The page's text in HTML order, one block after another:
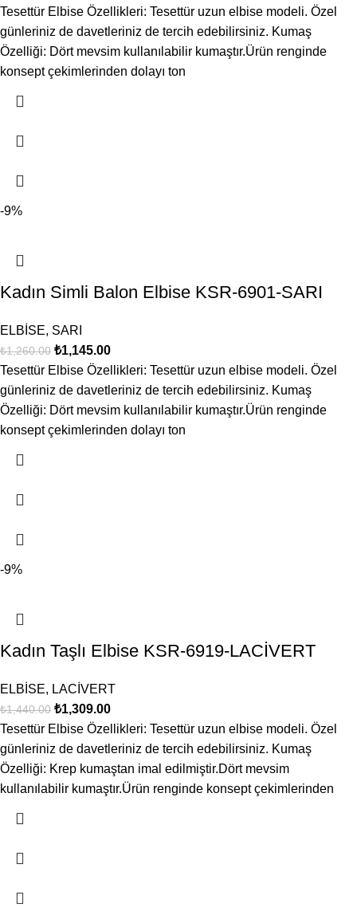
Tesettür Elbise Özellikleri: Tesettür uzun elbise modeli. Özel
günleriniz de davetleriniz de tercih edebilirsiniz. Kumaş
Özelliği: Dört mevsim kullanılabilir kumaştır.Ürün renginde
konsept çekimlerinden dolayı ton
-9%
Kadın Simli Balon Elbise KSR-6901-SARI
ELBİSE, SARI
₺1,260.00 ₺1,145.00
Tesettür Elbise Özellikleri: Tesettür uzun elbise modeli. Özel
günleriniz de davetleriniz de tercih edebilirsiniz. Kumaş
Özelliği: Dört mevsim kullanılabilir kumaştır.Ürün renginde
konsept çekimlerinden dolayı ton
-9%
Kadın Taşlı Elbise KSR-6919-LACİVERT
ELBİSE, LACİVERT
₺1,440.00 ₺1,309.00
Tesettür Elbise Özellikleri: Tesettür uzun elbise modeli. Özel
günleriniz de davetleriniz de tercih edebilirsiniz. Kumaş
Özelliği: Krep kumaştan imal edilmiştir.Dört mevsim
kullanılabilir kumaştır.Ürün renginde konsept çekimlerinden